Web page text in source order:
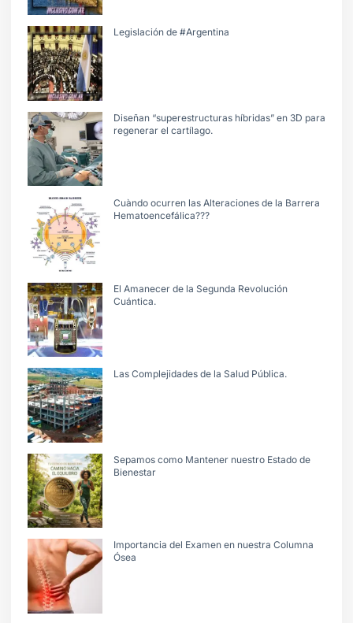
Legislación de #Argentina
Diseñan “superestructuras híbridas” en 3D para
regenerar el cartílago.
Cuàndo ocurren las Alteraciones de la Barrera
Hematoencefálica???
El Amanecer de la Segunda Revolución
Cuántica.
Las Complejidades de la Salud Pública.
Sepamos como Mantener nuestro Estado de
Bienestar
Importancia del Examen en nuestra Columna
Ósea